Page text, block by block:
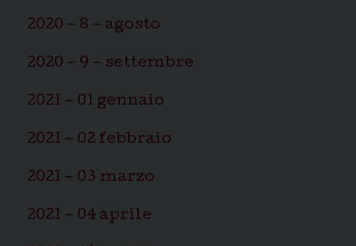
2020 – 8 – agosto
2020 – 9 – settembre
2021 – 01 gennaio
2021 – 02 febbraio
2021 – 03 marzo
2021 – 04 aprile